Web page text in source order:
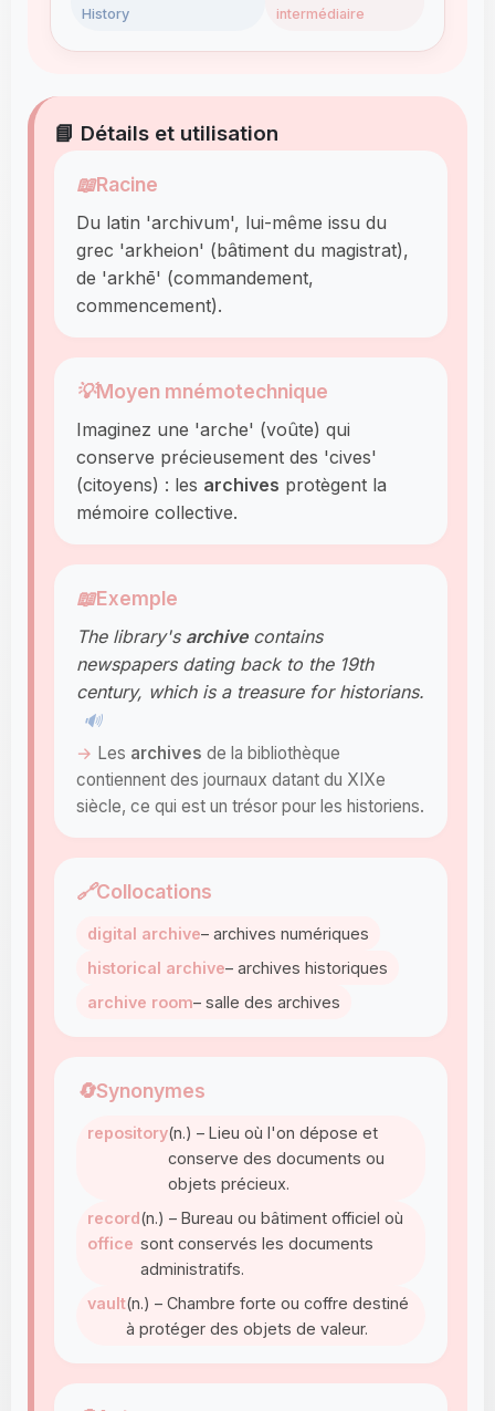
History
intermédiaire
📘 Détails et utilisation
📖Racine
Du latin 'archivum', lui-même issu du
grec 'arkheion' (bâtiment du magistrat),
de 'arkhē' (commandement,
commencement).
💡Moyen mnémotechnique
Imaginez une 'arche' (voûte) qui
conserve précieusement des 'cives'
(citoyens) : les archives protègent la
mémoire collective.
📖Exemple
The library's archivecontains
newspapers dating back to the 19th
century, which is a treasure for historians.
🔊
Les archives de la bibliothèque
contiennent des journaux datant du XIXe
siècle, ce qui est un trésor pour les historiens.
🔗Collocations
digital archive– archives numériques
historical archive– archives historiques
archive room– salle des archives
🔄Synonymes
repository(n.) – Lieu où l'on dépose et
conserve des documents ou
objets précieux.
record
office
(n.) – Bureau ou bâtiment officiel où
sont conservés les documents
administratifs.
vault(n.) – Chambre forte ou coffre destiné
à protéger des objets de valeur.